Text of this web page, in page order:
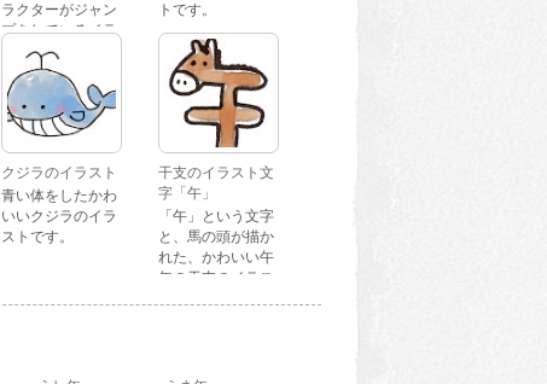
ラクターがジャン
プをしているイラ
ストです。
トです。
クジラのイラスト
青い体をしたかわ
いいクジラのイラ
ストです。
干支のイラスト文
字「午」
「午」という文字
と、馬の頭が描か
れた、かわいい午
年の干支のイラス